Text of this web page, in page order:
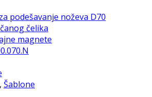
podešavanje noževa D70
čelika
magnete
, Šablone